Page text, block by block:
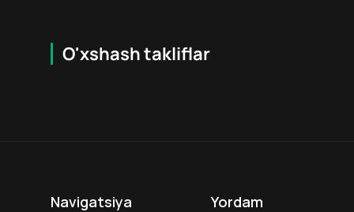
O'xshash takliflar
Navigatsiya Yordam